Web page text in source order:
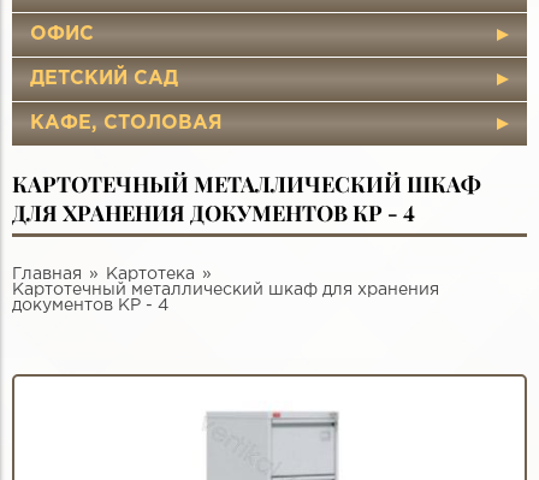
ОФИС
ДЕТСКИЙ САД
КАФЕ, СТОЛОВАЯ
КАРТОТЕЧНЫЙ МЕТАЛЛИЧЕСКИЙ ШКАФ
ДЛЯ ХРАНЕНИЯ ДОКУМЕНТОВ КР - 4
Главная
Картотека
Картотечный металлический шкаф для хранения
документов КР - 4